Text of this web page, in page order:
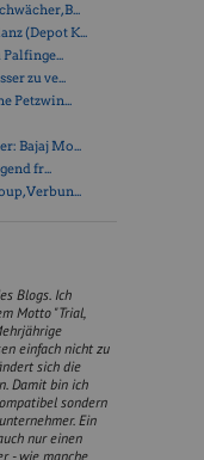
B...
(Depot K...
Palfinge...
zu ve...
Petzwin...
Bajaj Mo...
fr...
Verbun...
Blogs. Ich
Motto "Trial,
einfach nicht zu
sich die
Damit bin ich
sondern
Ein
nur einen
- wie manche